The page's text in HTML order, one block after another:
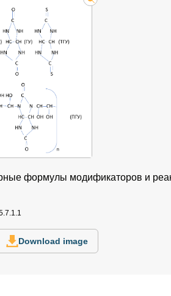
формулы модификаторов и
Download image